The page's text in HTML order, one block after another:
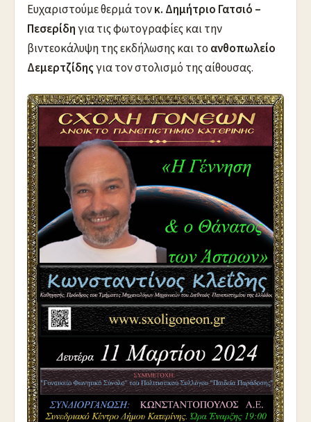
Ευχαριστούμε θερμά τονκ. Δημήτριο Γατσιό –
Πεσερίδηγια τις φωτογραφίες και την
βιντεοκάλυψη της εκδήλωσης και το ανθοπωλείο
Δεμερτζίδηςγια τον στολισμό της αίθουσας.